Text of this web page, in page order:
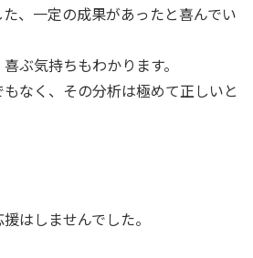
、一定の成果があったと喜んでい
ぶ気持ちもわかります。
なく、その分析は極めて正しいと
はしませんでした。